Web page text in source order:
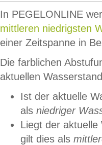
In PEGELONLINE
mittleren niedrigsten
einer Zeitspanne in
Die farblichen
aktuellen
Ist der aktuelle
als niedriger
Liegt der
gilt dies als